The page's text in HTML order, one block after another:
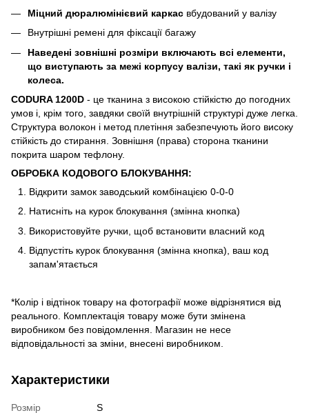
Міцний дюралюмінієвий каркас вбудований у валізу
Внутрішні ремені для фіксації багажу
Наведені зовнішні розміри включають всі елементи,
що виступають за межі корпусу валізи, такі як ручки і
колеса.
CODURA 1200D - це тканина з високою стійкістю до погодних
умов і, крім того, завдяки своїй внутрішній структурі дуже легка.
Структура волокон і метод плетіння забезпечують його високу
стійкість до стирання. Зовнішня (права) сторона тканини
покрита шаром тефлону.
ОБРОБКА КОДОВОГО БЛОКУВАННЯ:
Відкрити замок заводський комбінацією 0-0-0
Натисніть на курок блокування (змінна кнопка)
Використовуйте ручки, щоб встановити власний код
Відпустіть курок блокування (змінна кнопка), ваш код
запам'ятається
*Колір і відтінок товару на фотографії може відрізнятися від
реального. Комплектація товару може бути змінена
виробником без повідомлення. Магазин не несе
відповідальності за зміни, внесені виробником.
Характеристики
Розмір S